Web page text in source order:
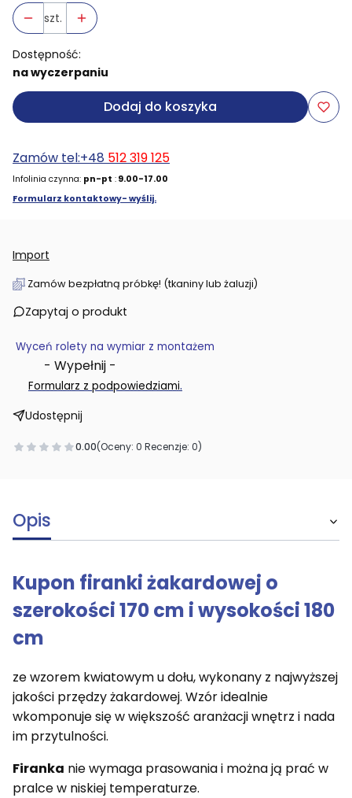
szt.
Dostępność:
na wyczerpaniu
Dodaj do koszyka
Zamów tel:+48 512 319 125
Infolinia czynna: pn-pt : 9.00-17.00
Formularz kontaktowy- wyślij.
Import
Zamów bezpłatną próbkę! (tkaniny lub żaluzji)
Zapytaj o produkt
Wyceń rolety na wymiar z montażem
- Wypełnij -
Formularz z podpowiedziami.
Udostępnij
0.00(Oceny: 0 Recenzje: 0)
Opis
Kupon firanki żakardowej o
szerokości 170 cm i wysokości 180
cm
ze wzorem kwiatowym u dołu, wykonany z najwyższej
jakości przędzy żakardowej. Wzór idealnie
wkomponuje się w większość aranżacji wnętrz i nada
im przytulności.
Firanka nie wymaga prasowania i można ją prać w
pralce w niskiej temperaturze.